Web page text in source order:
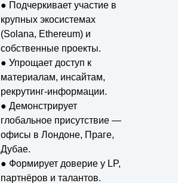
● Подчеркивает участие в
крупных экосистемах
(Solana, Ethereum) и
собственные проекты.
● Упрощает доступ к
материалам, инсайтам,
рекрутинг-информации.
● Демонстрирует
глобальное присутствие —
офисы в Лондоне, Праге,
Дубае.
● Формирует доверие у LP,
партнёров и талантов.